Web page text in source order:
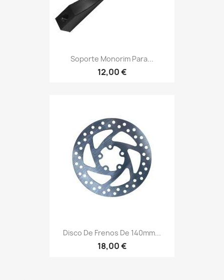
Soporte Monorim Para...
12,00 €
Disco De Frenos De 140mm...
18,00 €